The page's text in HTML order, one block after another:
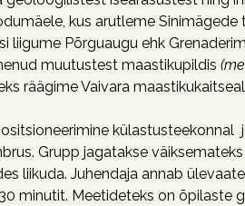
kus arutleme Sinimägede
liigume Põrguaugu ehk
muutustest maastikupildis
räägime Vaivara
külastusteekonnal
Grupp jagatakse
liikuda. Juhendaja annab
minutit. Meetideteks on õpilaste